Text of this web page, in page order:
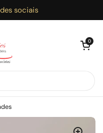
sociais
Abrir
0